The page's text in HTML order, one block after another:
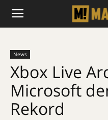
News
Xbox Live
Microsoft
Rekord